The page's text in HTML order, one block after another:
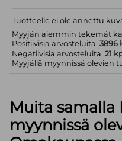
Tuotteelle ei ole annettu
Myyjän aiemmin tekemät
Positiivisia arvosteluita:3896
Negatiivisia arvosteluita:21
Myyjällä myynnissä olevien
Muita samalla
myynnissä